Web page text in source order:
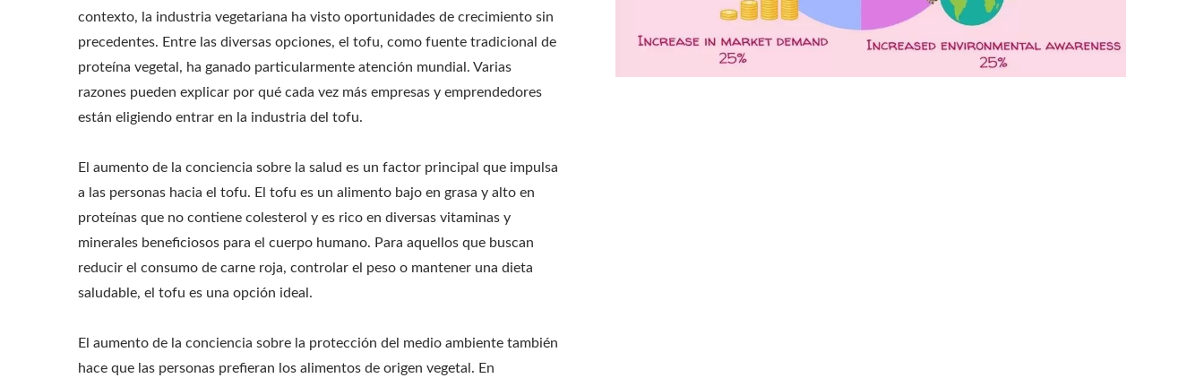
contexto, la industria vegetariana ha visto oportunidades de crecimiento sin
precedentes. Entre las diversas opciones, el tofu, como fuente tradicional de
proteína vegetal, ha ganado particularmente atención mundial. Varias
razones pueden explicar por qué cada vez más empresas y emprendedores
están eligiendo entrar en la industria del tofu.
El aumento de la conciencia sobre la salud es un factor principal que impulsa
a las personas hacia el tofu. El tofu es un alimento bajo en grasa y alto en
proteínas que no contiene colesterol y es rico en diversas vitaminas y
minerales beneficiosos para el cuerpo humano. Para aquellos que buscan
reducir el consumo de carne roja, controlar el peso o mantener una dieta
saludable, el tofu es una opción ideal.
El aumento de la conciencia sobre la protección del medio ambiente también
hace que las personas prefieran los alimentos de origen vegetal. En